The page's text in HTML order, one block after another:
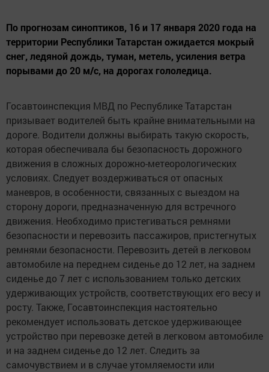
По прогнозам синоптиков, 16 и 17 января 2020 года на
территории Республики Татарстан ожидается мокрый
снег, ледяной дождь, туман, метель, усиления ветра
порывами до 20 м/с, на дорогах гололедица.
Госавтоинспекция МВД по Республике Татарстан
призывает водителей быть крайне внимательными на
дороге. Водители должны выбирать такую скорость,
которая обеспечивала бы безопасность дорожного
движения в сложных дорожно-метеорологических
условиях. Следует воздерживаться от опасных
маневров, в особенности, связанных с выездом на
сторону дороги, предназначенную для встречного
движения. Необходимо пристегиваться ремнями
безопасности и перевозить пассажиров, пристегнутых
ремнями безопасности. Перевозить детей в легковом
автомобиле на переднем сиденье до 12 лет, на заднем
сиденье до 7 лет с использованием только детских
удерживающих устройств, соответствующих его весу и
росту. Также, Госавтоинспекция настоятельно
рекомендует использовать детское удерживающее
устройство при перевозке детей в легковом автомобиле
и на заднем сиденье до 12 лет. Следить за
самочувствием и в случае утомляемости или